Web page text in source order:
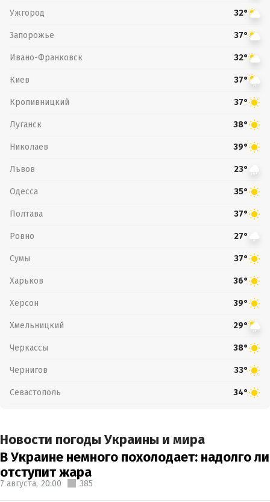
Ужгород 32°
Запорожье 37°
Ивано-Франковск 32°
Киев 37°
Кропивницкий 37°
Луганск 38°
Николаев 39°
Львов 23°
Одесса 35°
Полтава 37°
Ровно 27°
Сумы 37°
Харьков 36°
Херсон 39°
Хмельницкий 29°
Черкассы 38°
Чернигов 33°
Севастополь 34°
Новости погоды Украины и мира
В Украине немного похолодает: надолго ли
отступит жара
7 августа, 20:00 385